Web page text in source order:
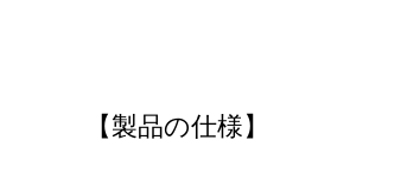
【製品の仕様】